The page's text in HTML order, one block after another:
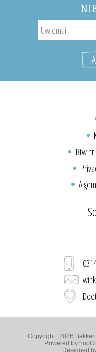
Btw
Copyright ; 2026
Powered by
Designed